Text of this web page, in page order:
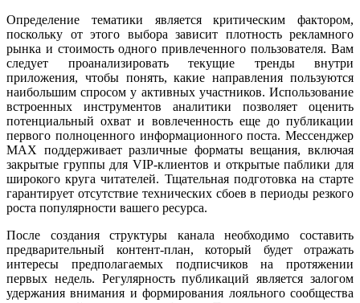
Определение тематики является критическим фактором,
поскольку от этого выбора зависит плотность рекламного
рынка и стоимость одного привлеченного пользователя. Вам
следует проанализировать текущие тренды внутри
приложения, чтобы понять, какие направления пользуются
наибольшим спросом у активных участников. Использование
встроенных инструментов аналитики позволяет оценить
потенциальный охват и вовлеченность еще до публикации
первого полноценного информационного поста. Мессенджер
MAX поддерживает различные форматы вещания, включая
закрытые группы для VIP-клиентов и открытые паблики для
широкого круга читателей. Тщательная подготовка на старте
гарантирует отсутствие технических сбоев в периоды резкого
роста популярности вашего ресурса.
После создания структуры канала необходимо составить
предварительный контент-план, который будет отражать
интересы предполагаемых подписчиков на протяжении
первых недель. Регулярность публикаций является залогом
удержания внимания и формирования лояльного сообщества